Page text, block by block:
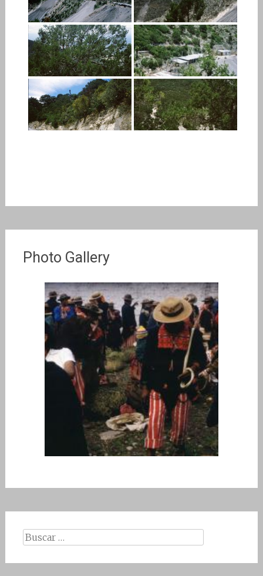
Photo Gallery
Buscar: